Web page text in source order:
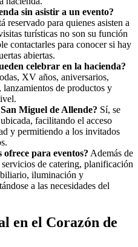
sin asistir a un evento?
reservado para quienes asisten a
turísticas no son su función
contactarles para conocer si hay
abiertas.
celebrar en la hacienda?
XV años, aniversarios,
de productos y
Miguel de Allende? Sí, se
facilitando el acceso
y permitiendo a los invitados
ofrece para eventos? Además de
de catering, planificación
iluminación y
a las necesidades del
en el Corazón de